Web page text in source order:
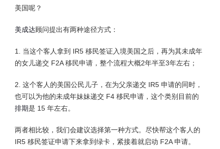
美国呢？
美成达顾问提出有两种途径方式：
1. 当这个客人拿到 IR5 移民签证入境美国之后，再为其未成年
的女儿递交 F2A 移民申请，整个流程大概2年半至3年左右；
2. 这个客人的美国公民儿子，在为父亲递交 IR5 申请的同时，
也可以为他的未成年妹妹递交 F4 移民申请，这个类别目前的
排期是 15 年左右。
两者相比较，我们会建议选择第一种方式。尽快帮这个客人的
IR5 移民签证申请下来拿到绿卡，紧接着就启动 F2A 申请。